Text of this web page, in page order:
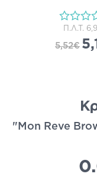
Π.Λ.Τ.
5,52€
"Mon Reve